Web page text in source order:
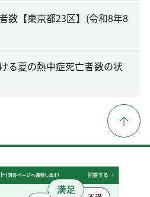
数【東京都23区】(令和8年8
る夏の熱中症死亡者数の状